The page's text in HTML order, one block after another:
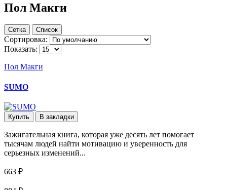
Пол Макги
Сетка Список
Сортировка:
Показать:
Пол Макги
SUMO
Купить В закладки
Зажигательная книга, которая уже десять лет помогает
тысячам людей найти мотивацию и уверенность для
серьезных изменений...
663 ₽